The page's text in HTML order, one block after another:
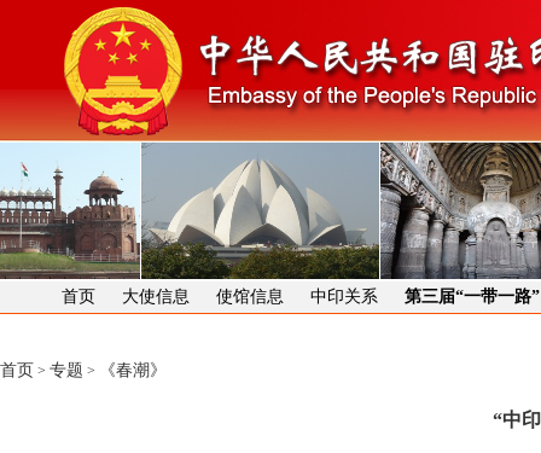
首页 大使信息 使馆信息 中印关系 第三届“一带一路
首页 > 专题 > 《春潮》
“中